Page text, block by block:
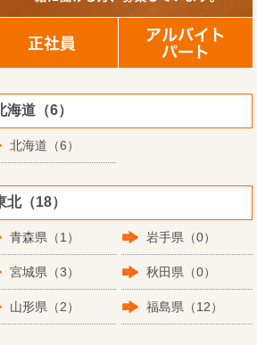
海道（6）
北海道（6）
北（18）
青森県（1） 岩手県（0）
宮城県（3） 秋田県（0）
山形県（2） 福島県（12）